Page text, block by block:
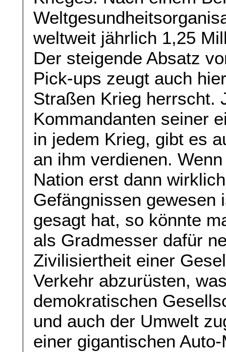
weltweit jährlich 1,25
Der steigende Absatz
Pick-ups zeugt auch
Straßen Krieg herrscht.
Kommandanten seiner
in jedem Krieg, gibt es
an ihm verdienen.
Nation erst dann
Gefängnissen gewesen
gesagt hat, so könnte
als Gradmesser dafür
Zivilisiertheit einer
Verkehr abzurüsten,
demokratischen
und auch der Umwelt
einer gigantischen